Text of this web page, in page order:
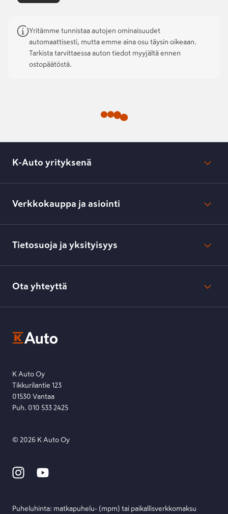
Yritämme tunnistaa autojen ominaisuudet
automaattisesti, mutta emme aina osu täysin oikeaan.
Tarkista tarvittaessa auton tiedot myyjältä ennen
ostopäätöstä.
K-Auto yrityksenä
Lehdistötiedotteet
Toimipisteiden yhteystiedot
Verkkokauppa ja asiointi
Toimitustavat ja -kulut
Verkkokaupan peruuttamisilmoitus
Saavutettavuus
Tietosuoja ja yksityisyys
Kesko-konsernin verkkoselailurekisteri
K-Ryhmän evästekäytännöt
Ota yhteyttä
Etsi toimipiste
K Auto Oy
Tikkurilantie 123
01530 Vantaa
Puh. 010 533 2425
© 2026 K Auto Oy
Puheluhinta: matka­puhelu- (mpm) tai paikallis­verkko­maksu